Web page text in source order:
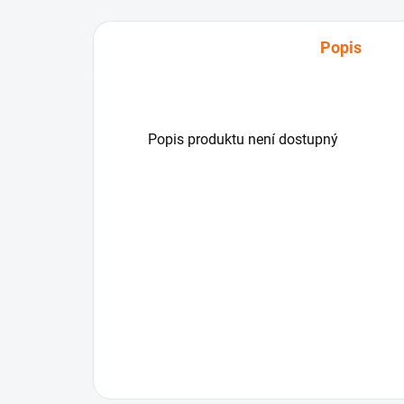
Popis
Popis produktu není dostupný